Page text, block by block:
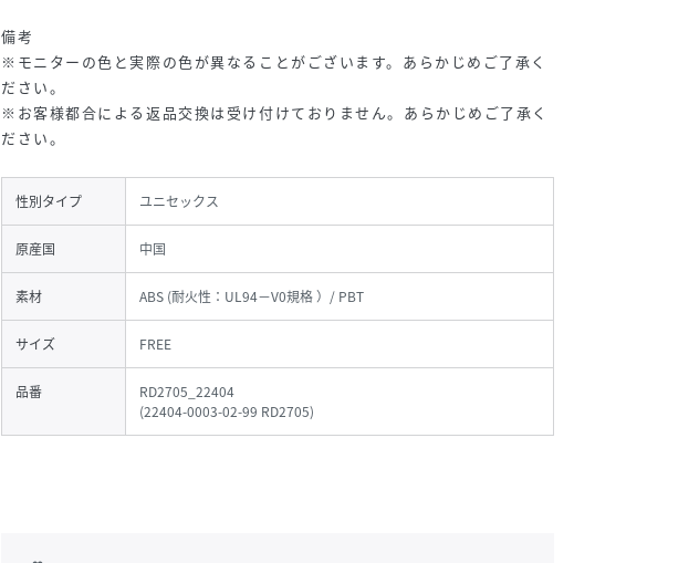
備考
※モニターの色と実際の色が異なることがございます。あらかじめご了承く
ださい。
※お客様都合による返品交換は受け付けておりません。あらかじめご了承く
ださい。
性別タイプ ユニセックス
原産国 中国
素材 ABS (耐火性：UL94－V0規格 ）/ PBT
サイズ FREE
品番
RD2705_22404
(22404-0003-02-99 RD2705)